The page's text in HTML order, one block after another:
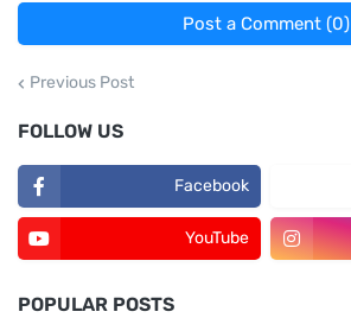
Post a Comment (0)
Previous Post
FOLLOW US
Facebook
YouTube
POPULAR POSTS